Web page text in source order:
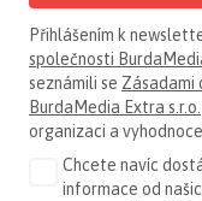
Přihlášením k
společnosti
seznámili se Zásadami
BurdaMedia Extra s.r.o.
organizaci a
Chcete navíc
informace od